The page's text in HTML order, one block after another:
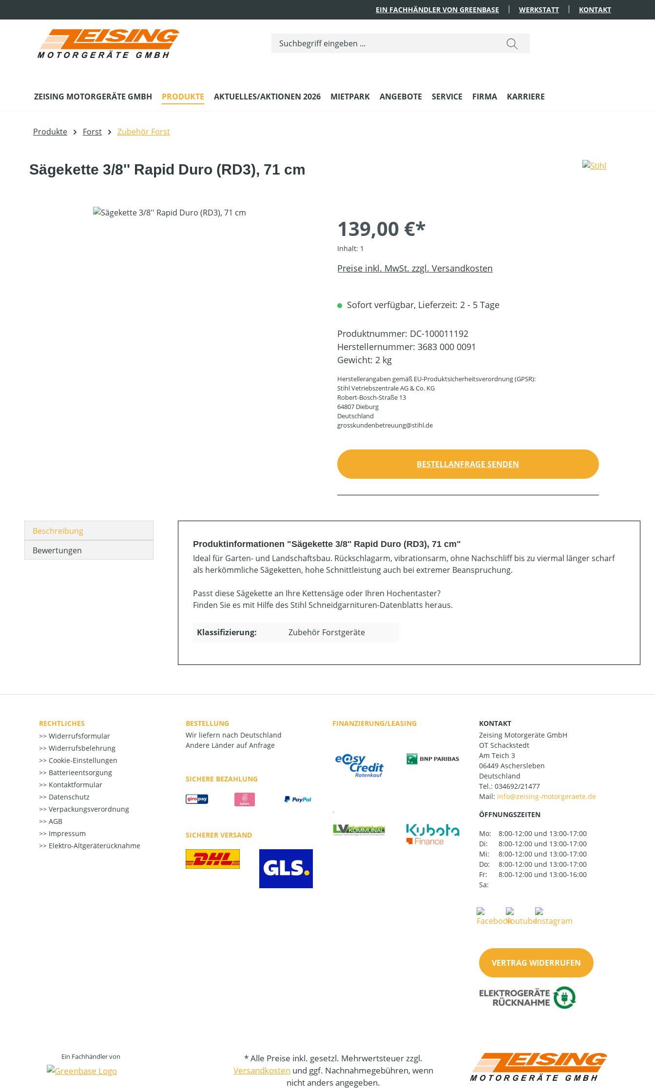
EIN FACHHÄNDLER VON GREENBASE WERKSTATT KONTAKT
ZEISING MOTORGERÄTE GMBH PRODUKTE AKTUELLES/AKTIONEN 2026 MIETPARK ANGEBOTE SERVICE FIRMA KARRIERE
Produkte Forst Zubehör Forst
Sägekette 3/8'' Rapid Duro (RD3), 71 cm
Bildergalerie überspringen
139,00 €*
Inhalt: 1
Preise inkl. MwSt. zzgl. Versandkosten
Sofort verfügbar, Lieferzeit: 2 - 5 Tage
Produktnummer: DC-100011192
Herstellernummer: 3683 000 0091
Gewicht: 2 kg
Herstellerangaben gemäß EU-Produktsicherheitsverordnung (GPSR):
Stihl Vetriebszentrale AG & Co. KG
Robert-Bosch-Straße 13
64807 Dieburg
Deutschland
grosskundenbetreuung@stihl.de
BESTELLANFRAGE SENDEN
Beschreibung
Bewertungen
Produktinformationen "Sägekette 3/8'' Rapid Duro (RD3), 71 cm"
Ideal für Garten- und Landschaftsbau. Rückschlagarm, vibrationsarm, ohne Nachschliff bis zu viermal länger scharf
als herkömmliche Sägeketten, hohe Schnittleistung auch bei extremer Beanspruchung.
Passt diese Sägekette an Ihre Kettensäge oder Ihren Hochentaster?
Finden Sie es mit Hilfe des Stihl Schneidgarnituren-Datenblatts heraus.
Klassifizierung: Zubehör Forstgeräte
RECHTLICHES
Widerrufsformular
Widerrufsbelehrung
Cookie-Einstellungen
Batterieentsorgung
Kontaktformular
Datenschutz
Verpackungsverordnung
AGB
Impressum
Elektro-Altgeräterücknahme
BESTELLUNG
Wir liefern nach Deutschland
Andere Länder auf Anfrage
SICHERE BEZAHLUNG
SICHERER VERSAND
FINANZIERUNG/LEASING
.
KONTAKT
Zeising Motorgeräte GmbH
OT Schackstedt
Am Teich 3
06449 Aschersleben
Deutschland
Tel.: 034692/21477
Mail:
ÖFFNUNGSZEITEN
Mo:
8:00-12:00 und 13:00-17:00
Di:
8:00-12:00 und 13:00-17:00
Mi:
8:00-12:00 und 13:00-17:00
Do:
8:00-12:00 und 13:00-17:00
Fr:
8:00-12:00 und 13:00-16:00
Sa:
VERTRAG WIDERRUFEN
Ein Fachhändler von
* Alle Preise inkl. gesetzl. Mehrwertsteuer zzgl.
Versandkosten und ggf. Nachnahmegebühren, wenn
nicht anders angegeben.